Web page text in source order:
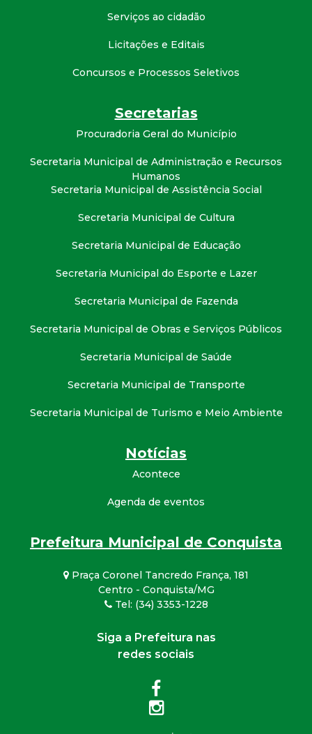
Serviços ao cidadão
Licitações e Editais
Concursos e Processos Seletivos
Secretarias
Procuradoria Geral do Município
Secretaria Municipal de Administração e Recursos
Humanos
Secretaria Municipal de Assistência Social
Secretaria Municipal de Cultura
Secretaria Municipal de Educação
Secretaria Municipal do Esporte e Lazer
Secretaria Municipal de Fazenda
Secretaria Municipal de Obras e Serviços Públicos
Secretaria Municipal de Saúde
Secretaria Municipal de Transporte
Secretaria Municipal de Turismo e Meio Ambiente
Notícias
Acontece
Agenda de eventos
Prefeitura Municipal de Conquista
Praça Coronel Tancredo França, 181
Centro - Conquista/MG
Tel: (34) 3353-1228
Siga a Prefeitura nas
redes sociais